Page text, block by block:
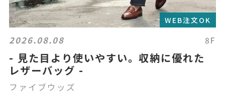
WEB注文OK
2026.08.08 8F
- 見た目より使いやすい。収納に優れた
レザーバッグ -
ファイブウッズ